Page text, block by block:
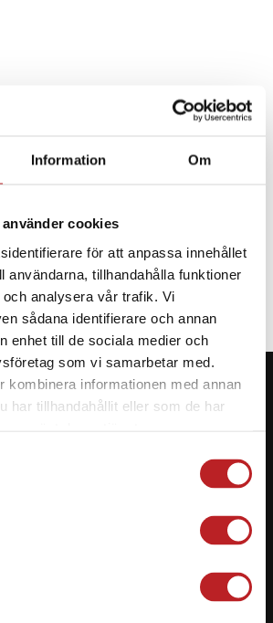
Information Om
cookies
för att anpassa innehållet
användarna, tillhandahålla funktioner
analysera vår trafik. Vi
sådana identifierare och annan
enhet till de sociala medier och
som vi samarbetar med.
kombinera informationen med annan
har tillhandahållit eller som de har